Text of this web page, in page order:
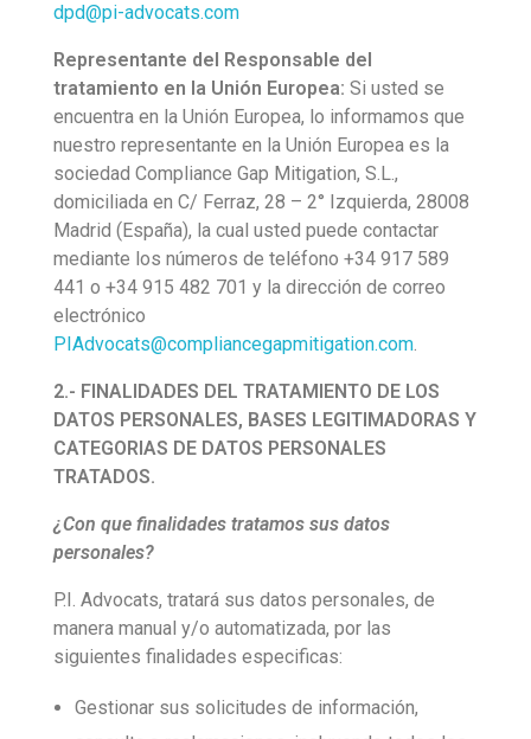
dpd@pi-advocats.com
Representante del Responsable del
tratamiento en la Unión Europea: Si usted se
encuentra en la Unión Europea, lo informamos que
nuestro representante en la Unión Europea es la
sociedad Compliance Gap Mitigation, S.L.,
domiciliada en C/ Ferraz, 28 – 2° Izquierda, 28008
Madrid (España), la cual usted puede contactar
mediante los números de teléfono +34 917 589
441 o +34 915 482 701 y la dirección de correo
electrónico
PIAdvocats@compliancegapmitigation.com.
2.- FINALIDADES DEL TRATAMIENTO DE LOS
DATOS PERSONALES, BASES LEGITIMADORAS Y
CATEGORIAS DE DATOS PERSONALES
TRATADOS.
¿Con que finalidades tratamos sus datos
personales?
P.I. Advocats, tratará sus datos personales, de
manera manual y/o automatizada, por las
siguientes finalidades especificas:
Gestionar sus solicitudes de información,